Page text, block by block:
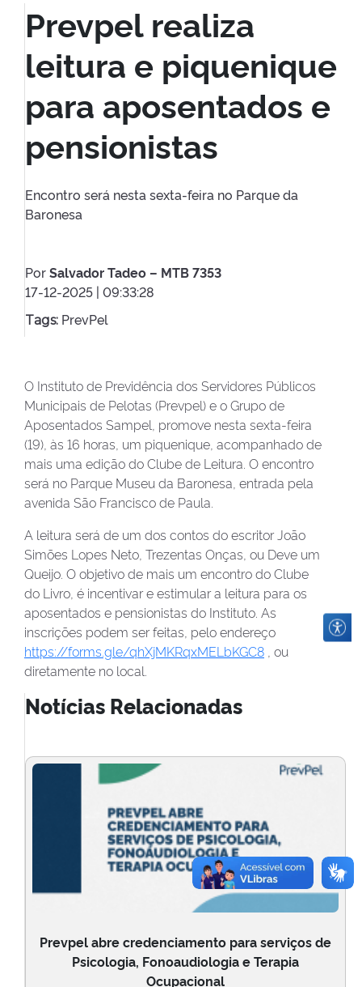
Prevpel realiza
leitura e piquenique
para aposentados e
pensionistas
Encontro será nesta sexta-feira no Parque da
Baronesa
PorSalvador Tadeo – MTB 7353
17-12-2025 | 09:33:28
Tags: PrevPel
O Instituto de Previdência dos Servidores Públicos
Municipais de Pelotas (Prevpel) e o Grupo de
Aposentados Sampel, promove nesta sexta-feira
(19), às 16 horas, um piquenique, acompanhado de
mais uma edição do Clube de Leitura. O encontro
será no Parque Museu da Baronesa, entrada pela
avenida São Francisco de Paula.
A leitura será de um dos contos do escritor João
Simões Lopes Neto, Trezentas Onças, ou Deve um
Queijo. O objetivo de mais um encontro do Clube
do Livro, é incentivar e estimular a leitura para os
aposentados e pensionistas do Instituto. As
inscrições podem ser feitas, pelo endereço
https://forms.gle/qhXjMKRqxMELbKGC8 , ou
diretamente no local.
Notícias Relacionadas
Prevpel abre credenciamento para serviços de
Psicologia, Fonoaudiologia e Terapia
Ocupacional